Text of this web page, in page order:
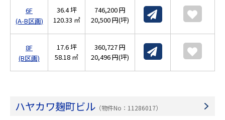
6F
(A-B区画)
36.4 坪
120.33 ㎡
746,200 円
20,500 円(坪)
8F
(B区画)
17.6 坪
58.18 ㎡
360,727 円
20,496 円(坪)
ハヤカワ麹町ビル （物件No：11286017）